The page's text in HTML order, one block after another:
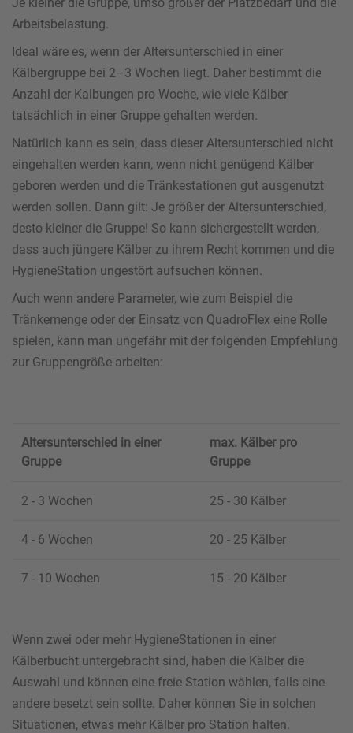
Arbeitsbelastung.
Ideal wäre es, wenn der Altersunterschied in einer
Kälbergruppe bei 2–3 Wochen liegt. Daher bestimmt die
Anzahl der Kalbungen pro Woche, wie viele Kälber
tatsächlich in einer Gruppe gehalten werden.
Natürlich kann es sein, dass dieser Altersunterschied nicht
eingehalten werden kann, wenn nicht genügend Kälber
geboren werden und die Tränkestationen gut ausgenutzt
werden sollen. Dann gilt: Je größer der Altersunterschied,
desto kleiner die Gruppe! So kann sichergestellt werden,
dass auch jüngere Kälber zu ihrem Recht kommen und die
HygieneStation ungestört aufsuchen können.
Auch wenn andere Parameter, wie zum Beispiel die
Tränkemenge oder der Einsatz von QuadroFlex eine Rolle
spielen, kann man ungefähr mit der folgenden Empfehlung
zur Gruppengröße arbeiten:
Altersunterschied in einer
Gruppe
max. Kälber pro
Gruppe
2 - 3 Wochen 25 - 30 Kälber
4 - 6 Wochen 20 - 25 Kälber
7 - 10 Wochen 15 - 20 Kälber
Wenn zwei oder mehr HygieneStationen in einer
Kälberbucht untergebracht sind, haben die Kälber die
Auswahl und können eine freie Station wählen, falls eine
andere besetzt sein sollte. Daher können Sie in solchen
Situationen, etwas mehr Kälber pro Station halten.